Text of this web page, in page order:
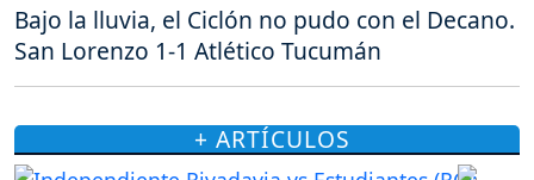
Bajo la lluvia, el Ciclón no pudo con el Decano.
San Lorenzo 1-1 Atlético Tucumán
+ ARTÍCULOS